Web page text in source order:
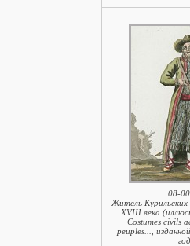
08-
Житель
XVIII века
Costumes civils
peuples...,